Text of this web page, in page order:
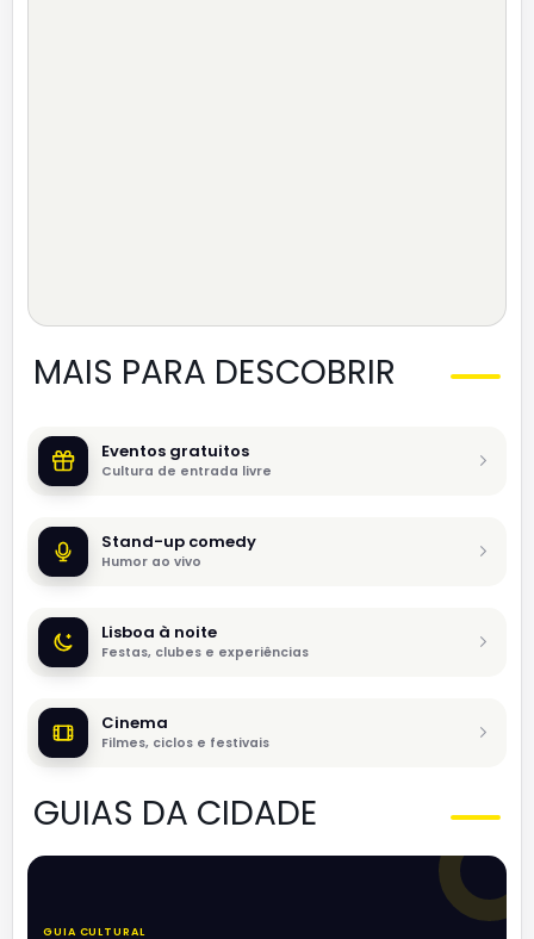
MAIS PARA DESCOBRIR
Eventos gratuitos
Cultura de entrada livre
Stand-up comedy
Humor ao vivo
Lisboa à noite
Festas, clubes e experiências
Cinema
Filmes, ciclos e festivais
GUIAS DA CIDADE
GUIA CULTURAL